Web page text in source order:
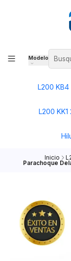
Modelo
L200
L200
Inicio
Parachoque